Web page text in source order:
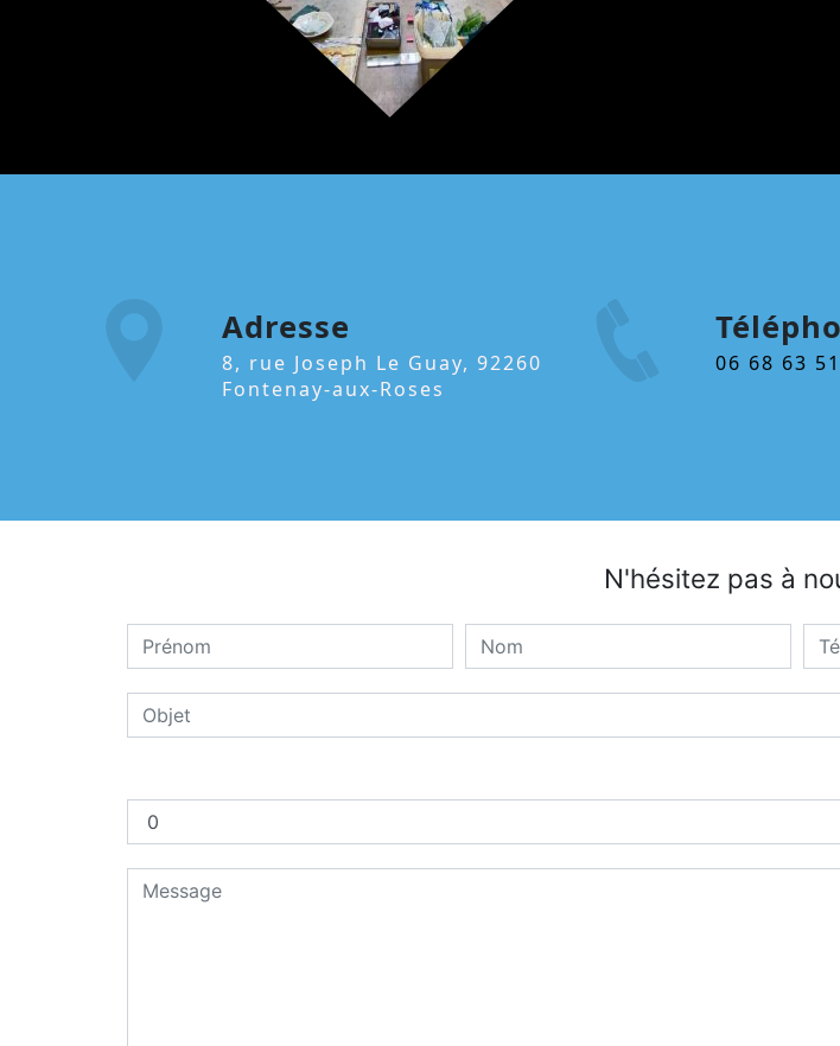
Adresse
8, rue Joseph Le Guay, 92260
Fontenay-aux-Roses
06 68 63
N'hésitez pas à